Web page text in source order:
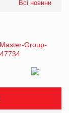
Всі новини